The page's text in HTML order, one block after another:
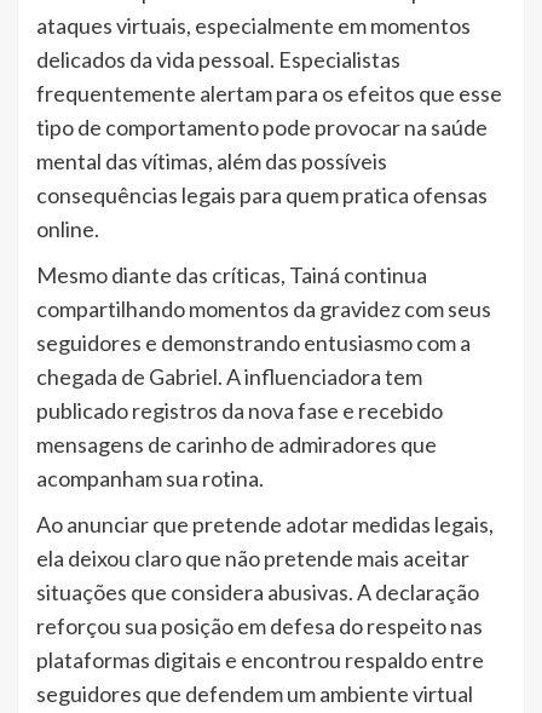
ataques virtuais, especialmente em momentos
delicados da vida pessoal. Especialistas
frequentemente alertam para os efeitos que esse
tipo de comportamento pode provocar na saúde
mental das vítimas, além das possíveis
consequências legais para quem pratica ofensas
online.
Mesmo diante das críticas, Tainá continua
compartilhando momentos da gravidez com seus
seguidores e demonstrando entusiasmo com a
chegada de Gabriel. A influenciadora tem
publicado registros da nova fase e recebido
mensagens de carinho de admiradores que
acompanham sua rotina.
Ao anunciar que pretende adotar medidas legais,
ela deixou claro que não pretende mais aceitar
situações que considera abusivas. A declaração
reforçou sua posição em defesa do respeito nas
plataformas digitais e encontrou respaldo entre
seguidores que defendem um ambiente virtual